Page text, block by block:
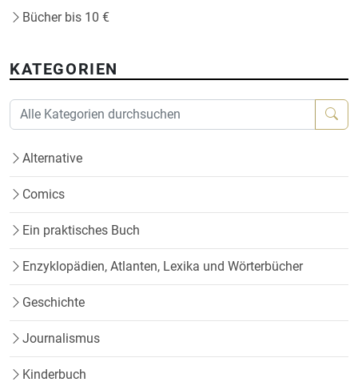
Bücher bis 10 €
KATEGORIEN
Alternative
Comics
Ein praktisches Buch
Enzyklopädien, Atlanten, Lexika und Wörterbücher
Geschichte
Journalismus
Kinderbuch